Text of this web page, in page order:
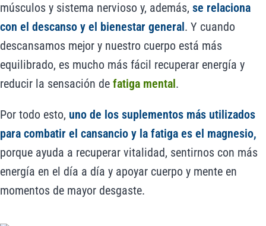
músculos y sistema nervioso y, además, se relaciona
con el descanso y el bienestar general. Y cuando
descansamos mejor y nuestro cuerpo está más
equilibrado, es mucho más fácil recuperar energía y
reducir la sensación de fatiga mental.
Por todo esto, uno de los suplementos más utilizados
para combatir el cansancio y la fatiga es el magnesio,
porque ayuda a recuperar vitalidad, sentirnos con más
energía en el día a día y apoyar cuerpo y mente en
momentos de mayor desgaste.